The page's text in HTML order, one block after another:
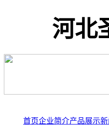
河北
首页企业简介产品展示